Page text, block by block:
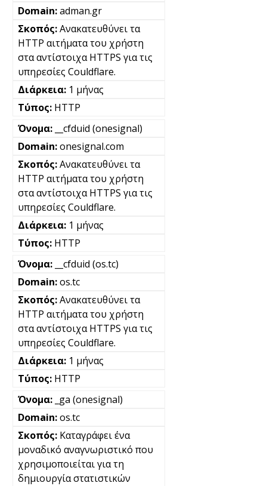
adman.gr
Ανακατευθύνει τα
HTTP αιτήματα του χρήστη
στα αντίστοιχα HTTPS για τις
υπηρεσίες Couldflare.
1 μήνας
HTTP
__cfduid (onesignal)
onesignal.com
Ανακατευθύνει τα
HTTP αιτήματα του χρήστη
στα αντίστοιχα HTTPS για τις
υπηρεσίες Couldflare.
1 μήνας
HTTP
__cfduid (os.tc)
os.tc
Ανακατευθύνει τα
HTTP αιτήματα του χρήστη
στα αντίστοιχα HTTPS για τις
υπηρεσίες Couldflare.
1 μήνας
HTTP
_ga (onesignal)
os.tc
Καταγράφει ένα
μοναδικό αναγνωριστικό που
χρησιμοποιείται για τη
δημιουργία στατιστικών